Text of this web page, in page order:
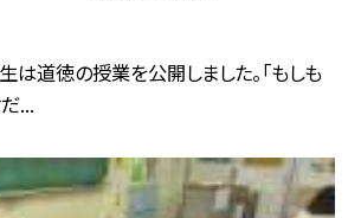
は道徳の授業を公開しました。「もしも
...